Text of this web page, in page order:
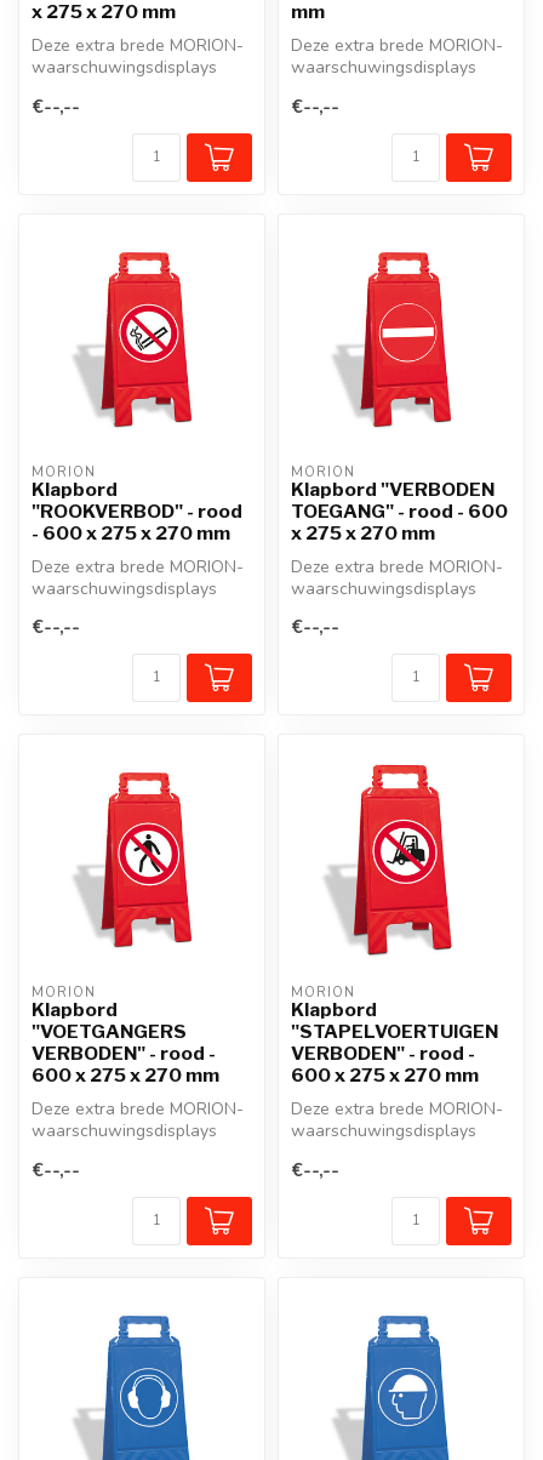
x 275 x 270 mm
Deze extra brede MORION-
waarschuwingsdisplays
gevarenzones aan...
€--,--
mm
Deze extra brede MORION-
waarschuwingsdisplays
gevarenzones aan...
€--,--
MORION
Klapbord
"ROOKVERBOD" - rood
- 600 x 275 x 270 mm
Deze extra brede MORION-
waarschuwingsdisplays
gevarenzones aan...
€--,--
MORION
Klapbord "VERBODEN
TOEGANG" - rood - 600
x 275 x 270 mm
Deze extra brede MORION-
waarschuwingsdisplays
gevarenzones aan...
€--,--
MORION
Klapbord
"VOETGANGERS
VERBODEN" - rood -
600 x 275 x 270 mm
Deze extra brede MORION-
waarschuwingsdisplays
gevarenzones aan...
€--,--
MORION
Klapbord
"STAPELVOERTUIGEN
VERBODEN" - rood -
600 x 275 x 270 mm
Deze extra brede MORION-
waarschuwingsdisplays
gevarenzones aan...
€--,--